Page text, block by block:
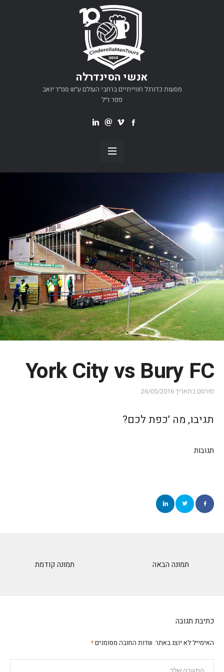
אנשי הסינדרלה
מסעות כדורגל חווייתיים ברחבי העולם ע״ש סמ״ר יואב
פפר ז״ל
York City vs Bury FC
פורסם בתאריך26/05/2016
תגיבו, מה ׳כפת לכם?
תגובות
תמונה קודמת תמונה הבאה
כתיבת תגובה
האימייל לא יוצג באתר. שדות החובה מסומנים*